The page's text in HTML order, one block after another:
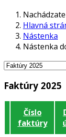
Hlavná
Nástenka
Nástenka
Faktúry 2025
Číslo
faktúry